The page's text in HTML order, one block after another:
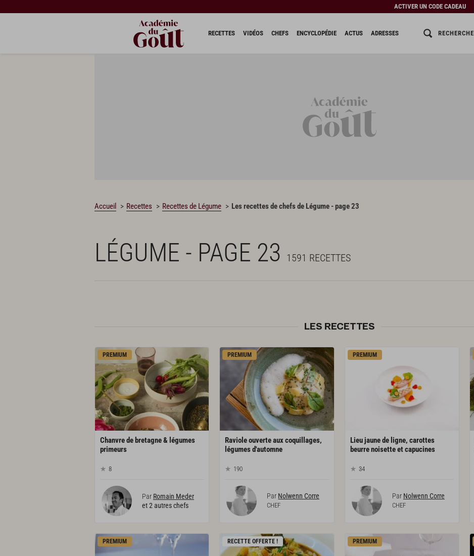
ACTIVER UN CODE CADEAU
RECETTES VIDÉOS CHEFS ENCYCLOPÉDIE ACTUS ADRESSES RECHERCHE
Accueil Recettes Recettes de Légume Les recettes de chefs de Légume - page 23
LÉGUME - PAGE 23 1591 RECETTES
LES RECETTES
PREMIUM
Chanvre de bretagne & légumes
primeurs
8
Par Romain Meder
et 2 autres chefs
PREMIUM
Raviole ouverte aux coquillages,
légumes d'automne
190
Par Nolwenn Corre
CHEF
PREMIUM
Lieu jaune de ligne, carottes
beurre noisette et capucines
34
Par Nolwenn Corre
CHEF
PREMIUM RECETTE OFFERTE ! PREMIUM